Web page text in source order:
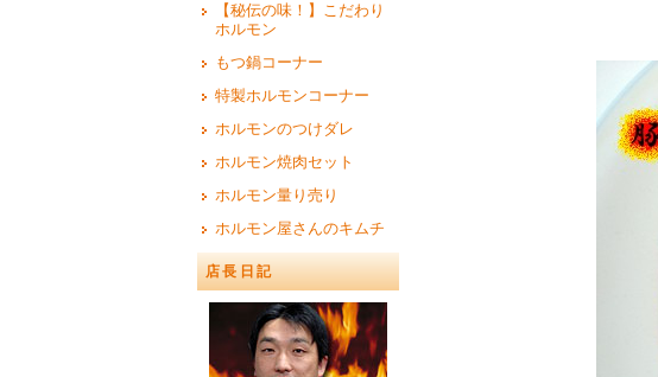
【秘伝の味！】こだわり
ホルモン
もつ鍋コーナー
特製ホルモンコーナー
ホルモンのつけダレ
ホルモン焼肉セット
ホルモン量り売り
ホルモン屋さんのキムチ
店長日記